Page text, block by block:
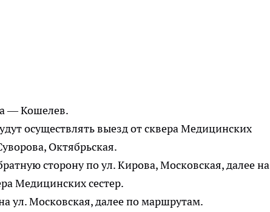
— Кошелев.
осуществлять выезд от сквера Медицинских
Октябрьская.
сторону по ул. Кирова, Московская, далее на
Медицинских сестер.
ул. Московская, далее по маршрутам.